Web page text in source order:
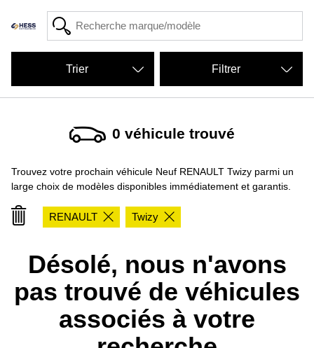
0 véhicule trouvé
Trouvez votre prochain véhicule Neuf RENAULT Twizy parmi un
large choix de modèles disponibles immédiatement et garantis.
RENAULT Twizy
Filtrer
Désolé, nous n'avons
pas trouvé de véhicules
associés à votre